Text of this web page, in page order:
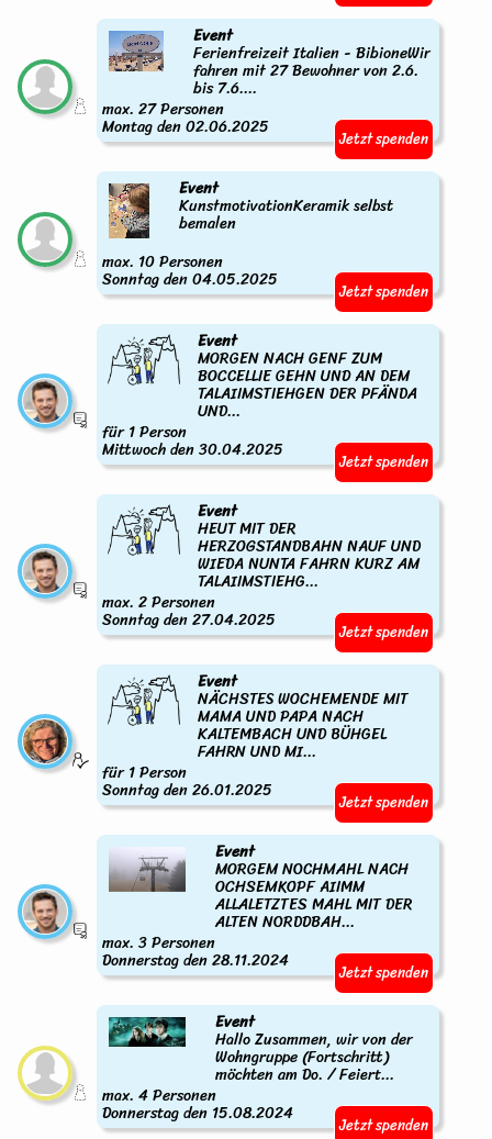
Event
Ferienfreizeit Italien - BibioneWir
fahren mit 27 Bewohner von 2.6.
bis 7.6....
max. 27 Personen
Montag den 02.06.2025 Jetzt spenden
Event
KunstmotivationKeramik selbst
bemalen
max. 10 Personen
Sonntag den 04.05.2025 Jetzt spenden
Event
MORGEN NACH GENF ZUM
BOCCELLIE GEHN UND AN DEM
TALAIIMSTIEHGEN DER PFÄNDA
UND...
für 1 Person
Mittwoch den 30.04.2025 Jetzt spenden
Event
HEUT MIT DER
HERZOGSTANDBAHN NAUF UND
WIEDA NUNTA FAHRN KURZ AM
TALAIIMSTIEHG...
max. 2 Personen
Sonntag den 27.04.2025 Jetzt spenden
Event
NÄCHSTES WOCHEMENDE MIT
MAMA UND PAPA NACH
KALTEMBACH UND BÜHGEL
FAHRN UND MI...
für 1 Person
Sonntag den 26.01.2025 Jetzt spenden
Event
MORGEM NOCHMAHL NACH
OCHSEMKOPF AIIMM
ALLALETZTES MAHL MIT DER
ALTEN NORDDBAH...
max. 3 Personen
Donnerstag den 28.11.2024 Jetzt spenden
Event
Hallo Zusammen, wir von der
Wohngruppe (Fortschritt)
möchten am Do. / Feiert...
max. 4 Personen
Donnerstag den 15.08.2024 Jetzt spenden